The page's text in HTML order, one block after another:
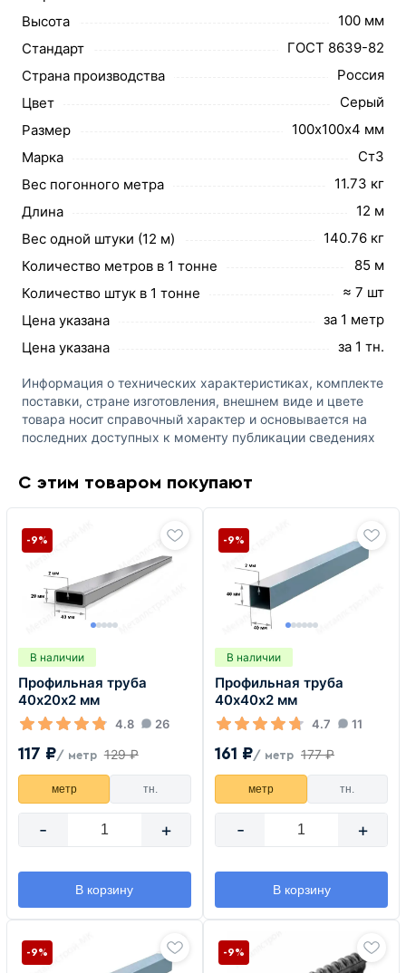
Высота
100 мм
Стандарт
ГОСТ 8639-82
Страна производства
Россия
Цвет
Серый
Размер
100х100х4 мм
Марка
Ст3
Вес погонного метра
11.73 кг
Длина
12 м
Вес одной штуки (12 м)
140.76 кг
Количество метров в 1 тонне
85 м
Количество штук в 1 тонне
≈ 7 шт
Цена указана
за 1 метр
Цена указана
за 1 тн.
Информация о технических характеристиках, комплекте
поставки, стране изготовления, внешнем виде и цвете
товара носит справочный характер и основывается на
последних доступных к моменту публикации сведениях
С этим товаром покупают
В наличии
Профильная труба
40х20х2 мм
4.8 26
117 ₽/ метр 129 ₽
-9%
метр тн.
- +
В корзину
В наличии
Профильная труба
40х40х2 мм
4.7 11
161 ₽/ метр 177 ₽
-9%
метр тн.
- +
В корзину
-9% -9%